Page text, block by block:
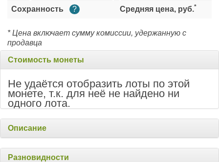
Сохранность ? Средняя цена, руб.*
* Цена включает сумму комиссии, удержанную с
продавца
Стоимость монеты
Не удаётся отобразить лоты по этой
монете, т.к. для неё не найдено ни
одного лота.
Описание
Разновидности